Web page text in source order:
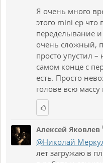
Я очень много
этого mini ep что
переделывание
очень сложный,
просто упустил
самом конце с
есть. Просто
голове всю
Алексей Яковлев
@Николай
лет загружаю в